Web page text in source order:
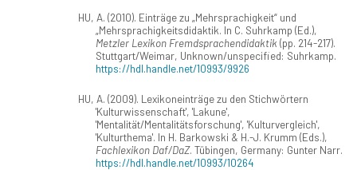
HU, A. (2010). Einträge zu „Mehrsprachigkeit“ und
„Mehrsprachigkeitsdidaktik. In C. Suhrkamp (Ed.),
Metzler Lexikon Fremdsprachendidaktik(pp. 214-217).
Stuttgart/Weimar, Unknown/unspecified: Suhrkamp.
https://hdl.handle.net/10993/9926
HU, A. (2009). Lexikoneinträge zu den Stichwörtern
'Kulturwissenschaft', 'Lakune',
'Mentalität/Mentalitätsforschung', 'Kulturvergleich',
'Kulturthema'. In H. Barkowski & H.-J. Krumm (Eds.),
Fachlexikon Daf/DaZ. Tübingen, Germany: Gunter Narr.
https://hdl.handle.net/10993/10264